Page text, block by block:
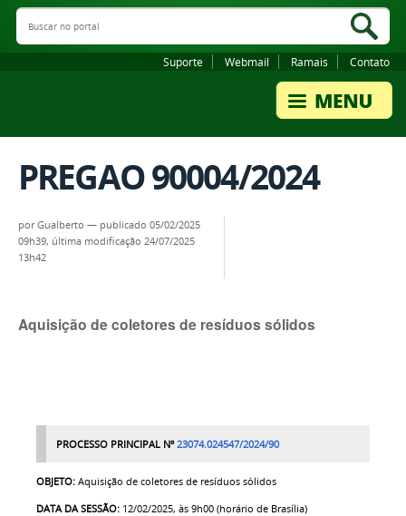
Buscar no portal
Suporte Webmail Ramais Contato
PREGAO 90004/2024
porGualberto — publicado 05/02/2025
09h39, última modificação 24/07/2025
13h42
Aquisição de coletores de resíduos sólidos
PROCESSO PRINCIPAL Nº 23074.024547/2024/90
OBJETO: Aquisição de coletores de resíduos sólidos
DATA DA SESSÃO: 12/02/2025, às 9h00 (horário de Brasília)